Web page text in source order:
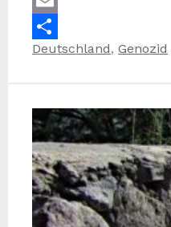
Email
Teilen
Kategorien
Deutschland, Genozid